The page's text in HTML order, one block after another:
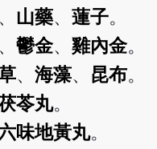
、 山藥、蓮子。
、鬱金、雞內金。
、海藻、 昆布。
苓丸。
味地黃丸。